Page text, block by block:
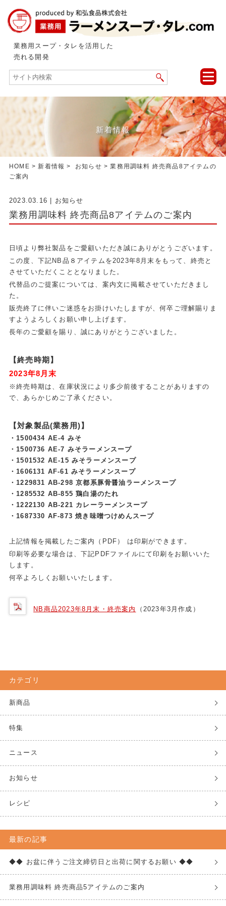
業務用スープ・タレを活用した
売れる開発
toggle
新着情報
HOME >新着情報 > お知らせ > 業務用調味料 終売商品8アイテムの
ご案内
2023.03.16 | お知らせ
業務用調味料 終売商品8アイテムのご案内
日頃より弊社製品をご愛顧いただき誠にありがとうございます。
この度、下記NB品８アイテムを2023年8月末をもって、終売と
させていただくこととなりました。
代替品のご提案については、案内文に掲載させていただきまし
た。
販売終了に伴いご迷惑をお掛けいたしますが、何卒ご理解賜りま
すようよろしくお願い申し上げます。
長年のご愛顧を賜り、誠にありがとうございました。
【終売時期】
2023年8月末
※終売時期は、在庫状況により多少前後することがありますの
で、あらかじめご了承ください。
【対象製品(業務用)】
・1500434 AE-4 みそ
・1500736 AE-7 みそラーメンスープ
・1501532 AE-15 みそラーメンスープ
・1606131 AF-61 みそラーメンスープ
・1229831 AB-298 京都系豚骨醤油ラーメンスープ
・1285532 AB-855 鶏白湯のたれ
・1222130 AB-221 カレーラーメンスープ
・1687330 AF-873 焼き味噌つけめんスープ
上記情報を掲載したご案内（PDF） は印刷ができます。
印刷等必要な場合は、下記PDFファイルにて印刷をお願いいた
します。
何卒よろしくお願いいたします。
NB商品2023年8月末・終売案内 （2023年3月作成）
カテゴリ
新商品
特集
ニュース
お知らせ
レシピ
最新の記事
◆◆ お盆に伴うご注文締切日と出荷に関するお願い ◆◆
業務用調味料 終売商品5アイテムのご案内